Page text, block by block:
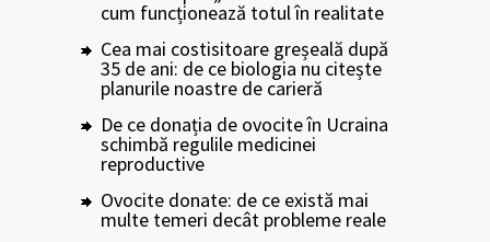
cum funcționează totul în realitate
Cea mai costisitoare greșeală după
35 de ani: de ce biologia nu citește
planurile noastre de carieră
De ce donația de ovocite în Ucraina
schimbă regulile medicinei
reproductive
Ovocite donate: de ce există mai
multe temeri decât probleme reale